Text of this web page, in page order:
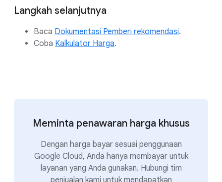
Langkah selanjutnya
Baca Dokumentasi Pemberi rekomendasi.
Coba Kalkulator Harga.
Meminta penawaran harga khusus
Dengan harga bayar sesuai penggunaan
Google Cloud, Anda hanya membayar untuk
layanan yang Anda gunakan. Hubungi tim
penjualan kami untuk mendapatkan